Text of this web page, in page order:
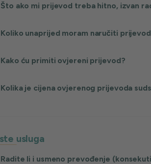
Što ako mi prijevod treba hitno, izvan
Koliko unaprijed moram naručiti
Kako ću primiti ovjereni prijevod?
Kolika je cijena ovjerenog prijevoda
usluga
Radite li i usmeno prevođenje